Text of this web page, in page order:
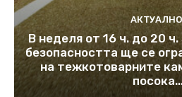
АКТУАЛНО
В неделя от 16 ч. до 20
безопасността ще се
на тежкотоварните